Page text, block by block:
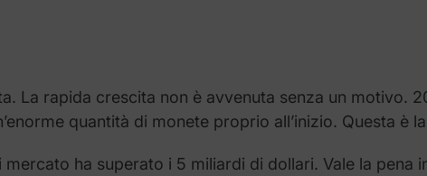
La rapida crescita non è avvenuta senza un motivo.
quantità di monete proprio all’inizio. Questa è
ha superato i 5 miliardi di dollari. Vale la pena